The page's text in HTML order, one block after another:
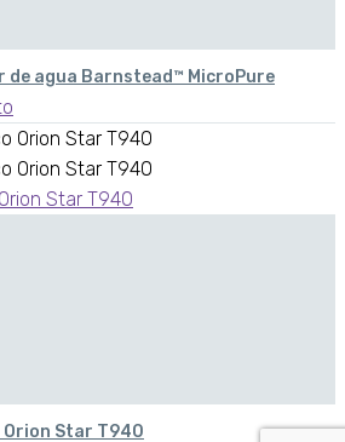
de agua Barnstead™ MicroPure
Star T940
Star T940